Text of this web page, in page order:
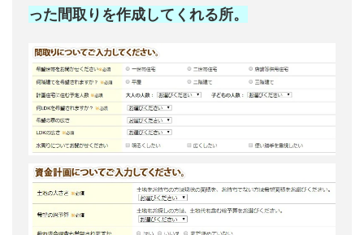
った間取りを作成してくれる所。